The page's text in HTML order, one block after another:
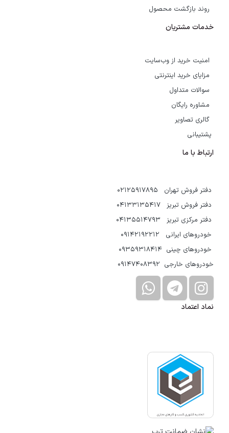
روند بازگشت محصول
خدمات مشتریان
امنیت خرید از وب‌سایت
مزایای خرید اینترنتی
سوالات متداول
مشاوره رایگان
گالری تصاویر
پشتیبانی
ارتباط با ما
دفتر فروش تهران 02125917895
دفتر فروش تبریز 04133135417
دفتر مرکزی تبریز 04135514793
خودروهای ایرانی 09142192212
خودروهای چینی 09359318414
خودروهای خارجی 09147408392
نماد اعتماد